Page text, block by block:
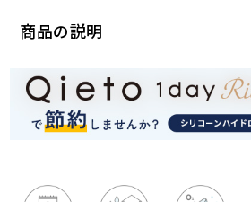
商品の説明